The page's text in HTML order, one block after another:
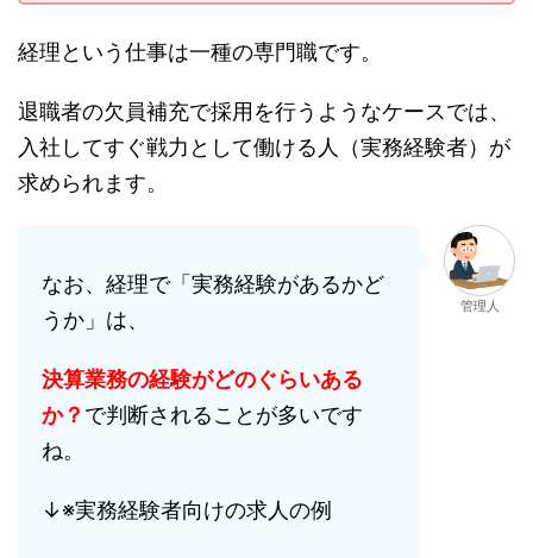
経理という仕事は一種の専門職です。
退職者の欠員補充で採用を行うようなケースでは、
入社してすぐ戦力として働ける人（実務経験者）が
求められます。
なお、経理で「実務経験があるかど
うか」は、
決算業務の経験がどのぐらいある
か？ で判断されることが多いです
ね。
↓※実務経験者向けの求人の例
管理人